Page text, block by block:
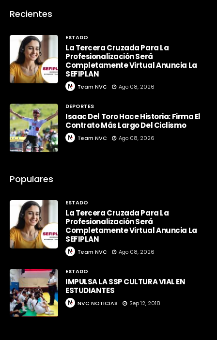
Recientes
ESTADO
La Tercera Cruzada Para La
Profesionalización Será
Completamente Virtual Anuncia La
SEFIPLAN
Team NVC Ago 08, 2026
DEPORTES
Isaac Del Toro Hace Historia: Firma El
Contrato Más Largo Del Ciclismo
Team NVC Ago 08, 2026
Populares
ESTADO
La Tercera Cruzada Para La
Profesionalización Será
Completamente Virtual Anuncia La
SEFIPLAN
Team NVC Ago 08, 2026
ESTADO
IMPULSA LA SSP CULTURA VIAL EN
ESTUDIANTES
NVC NOTICIAS Sep 12, 2018